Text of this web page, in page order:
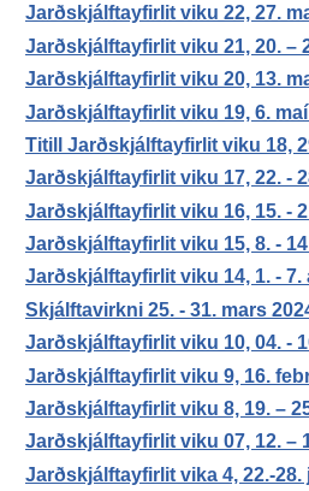
Jarðskjálftayfirlit viku 22, 27.
Jarðskjálftayfirlit viku 21, 20. –
Jarðskjálftayfirlit viku 20, 13.
Jarðskjálftayfirlit viku 19, 6. maí
Titill Jarðskjálftayfirlit viku 18,
Jarðskjálftayfirlit viku 17, 22. -
Jarðskjálftayfirlit viku 16, 15. -
Jarðskjálftayfirlit viku 15, 8. -
Jarðskjálftayfirlit viku 14, 1. - 7.
Skjálftavirkni 25. - 31. mars
Jarðskjálftayfirlit viku 10, 04. -
Jarðskjálftayfirlit viku 9, 16.
Jarðskjálftayfirlit viku 8, 19. –
Jarðskjálftayfirlit viku 07, 12. –
Jarðskjálftayfirlit vika 4, 22.-28.